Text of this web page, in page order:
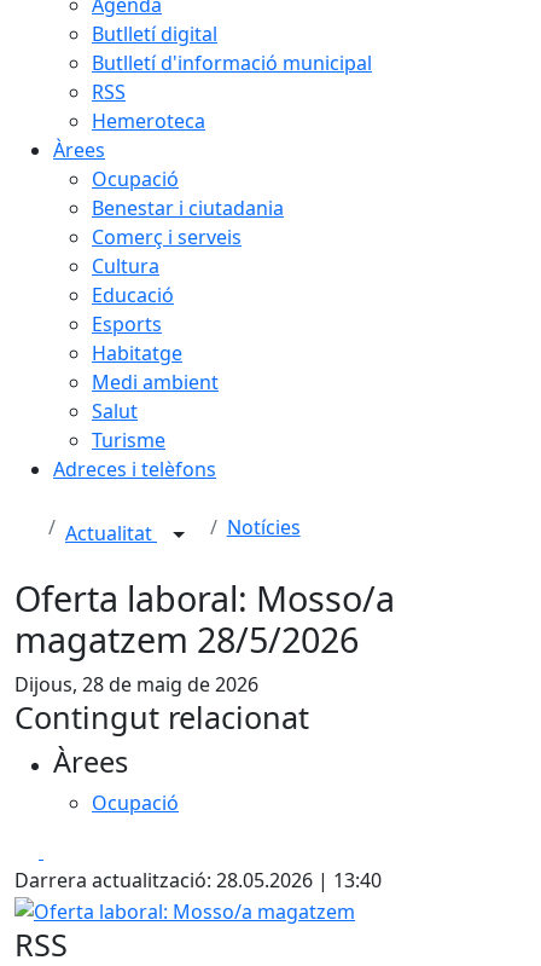
Butlletí digital
Butlletí d'informació municipal
RSS
Hemeroteca
Àrees
Ocupació
Benestar i ciutadania
Comerç i serveis
Cultura
Educació
Esports
Habitatge
Medi ambient
Salut
Turisme
Adreces i telèfons
Actualitat Notícies
Oferta laboral: Mosso/a
magatzem 28/5/2026
Dijous, 28 de maig de 2026
Contingut relacionat
Àrees
Ocupació
Darrera actualització: 28.05.2026 | 13:40
Oferta laboral: Mosso/a magatzem
RSS